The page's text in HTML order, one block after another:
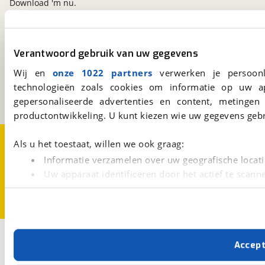
Verantwoord gebruik van uw gegevens
Wij en onze 1022 partners verwerken je
technologieën zoals cookies om informatie op
gepersonaliseerde advertenties en content,
productontwikkeling. U kunt kiezen wie uw gegevens
Als u het toestaat, willen we ook graag:
Informatie verzamelen over uw geografische
Uw apparaat identificeren door het actief te
Lees meer over hoe uw persoonlijke gegevens worden
Met cookies en vergelijkbare technieken zorgen we
cookies zorgen ervoor dat de website goed werkt.
verbeteren. We tonen je graag relevante advertenties
viaBOVAG.nl
3981 AJ
Bunnik
Een initiatief van
BOVAG
Download 'm nu.
CookievoorkeurenVacatures